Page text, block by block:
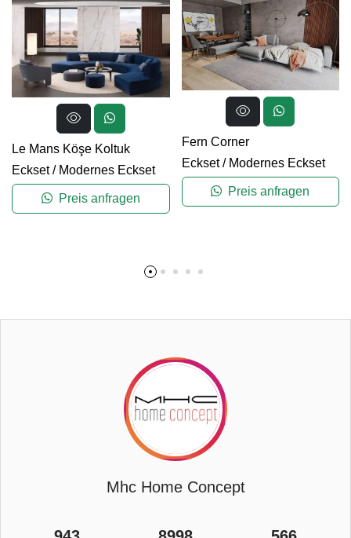
Le Mans Köşe Koltuk
Eckset/ Modernes Eckset
Preis anfragen
Fern Corner
Eckset/ Modernes Eckset
Preis anfragen
Mhc Home Concept